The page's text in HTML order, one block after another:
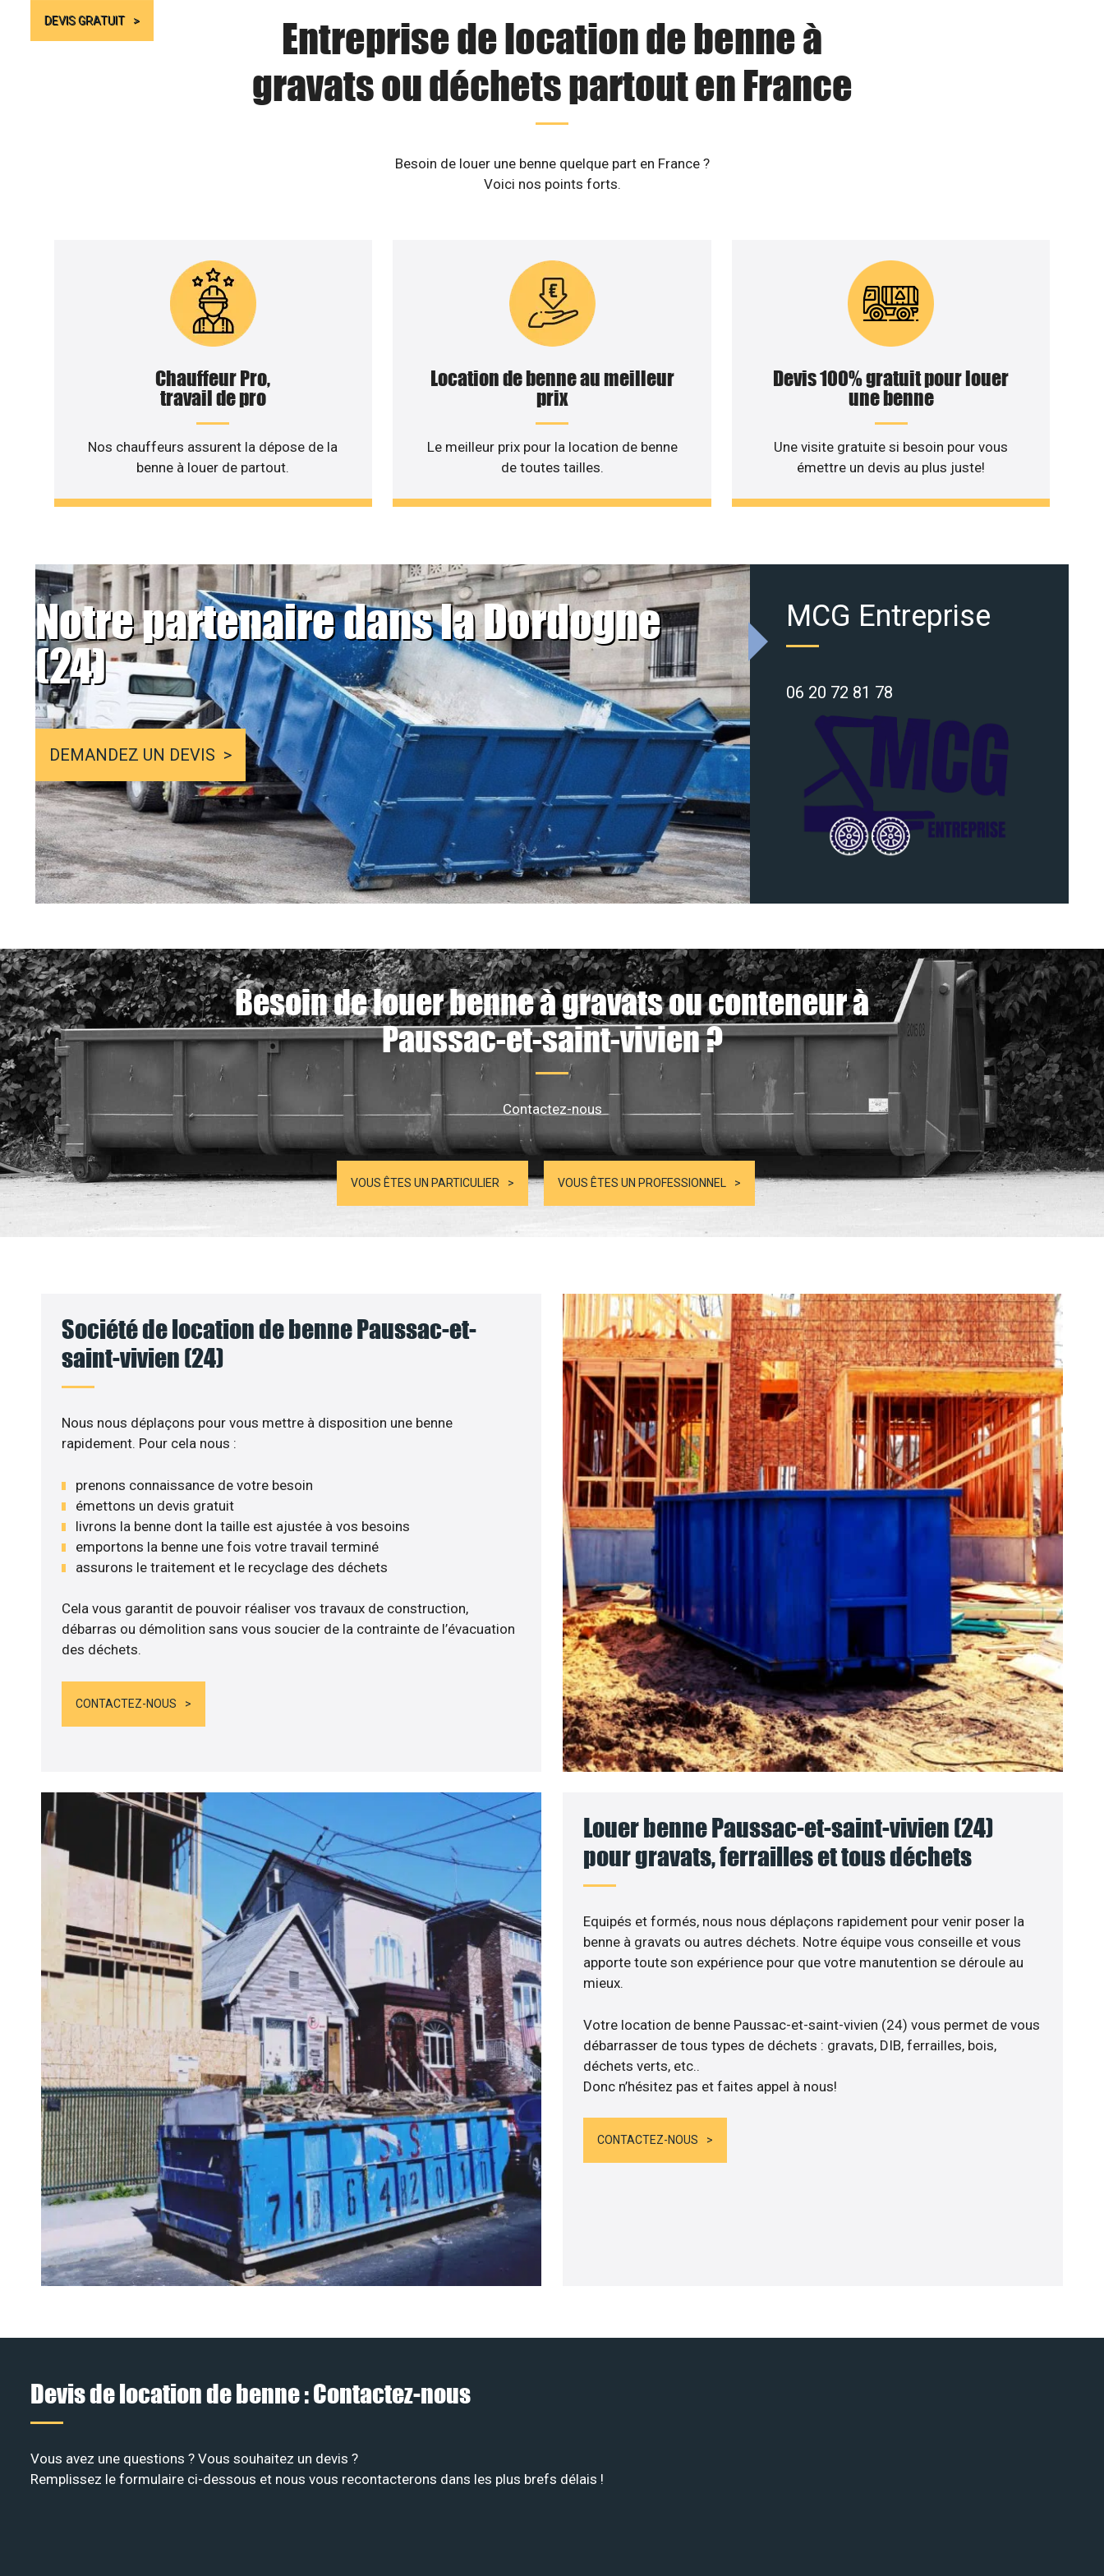
DEVIS GRATUIT
Entreprise de location de benne à
gravats ou déchets partout en France
Besoin de louer une benne quelque part en France ?
Voici nos points forts.
Chauffeur Pro,
travail de pro
Nos chauffeurs assurent la dépose de la
benne à louer de partout.
Location de benne au meilleur
prix
Le meilleur prix pour la location de benne
de toutes tailles.
Devis 100% gratuit pour louer
une benne
Une visite gratuite si besoin pour vous
émettre un devis au plus juste!
Notre partenaire dans la Dordogne
(24)
DEMANDEZ UN DEVIS
MCG Entreprise
06 20 72 81 78
Besoin de louer benne à gravats ou conteneur à
Paussac-et-saint-vivien ?
Contactez-nous
VOUS ÊTES UN PARTICULIER VOUS ÊTES UN PROFESSIONNEL
Société de location de benne Paussac-et-
saint-vivien (24)
Nous nous déplaçons pour vous mettre à disposition une benne
rapidement. Pour cela nous :
prenons connaissance de votre besoin
émettons un devis gratuit
livrons la benne dont la taille est ajustée à vos besoins
emportons la benne une fois votre travail terminé
assurons le traitement et le recyclage des déchets
Cela vous garantit de pouvoir réaliser vos travaux de construction,
débarras ou démolition sans vous soucier de la contrainte de l’évacuation
des déchets.
CONTACTEZ-NOUS
Louer benne Paussac-et-saint-vivien (24)
pour gravats, ferrailles et tous déchets
Equipés et formés, nous nous déplaçons rapidement pour venir poser la
benne à gravats ou autres déchets. Notre équipe vous conseille et vous
apporte toute son expérience pour que votre manutention se déroule au
mieux.
Votre location de benne Paussac-et-saint-vivien (24) vous permet de vous
débarrasser de tous types de déchets : gravats, DIB, ferrailles, bois,
déchets verts, etc..
Donc n’hésitez pas et faites appel à nous!
CONTACTEZ-NOUS
Devis de location de benne : Contactez-nous
Vous avez une questions ? Vous souhaitez un devis ?
Remplissez le formulaire ci-dessous et nous vous recontacterons dans les plus brefs délais !